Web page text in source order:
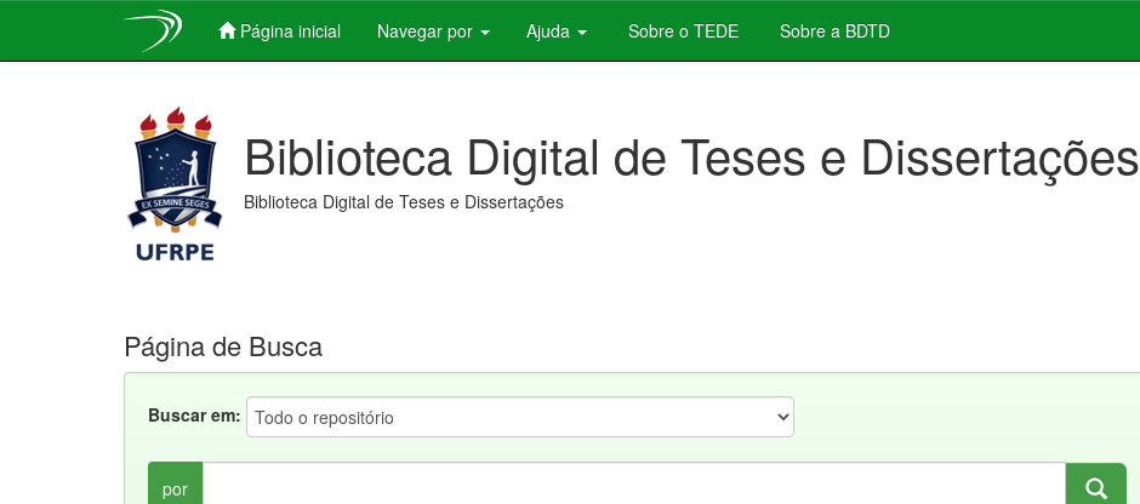
Página inicial Navegar por Ajuda Sobre o TEDE Sobre a BDTD
Biblioteca Digital de Teses e Dissertações
Biblioteca Digital de Teses e Dissertações
Página de Busca
Buscar em:
por